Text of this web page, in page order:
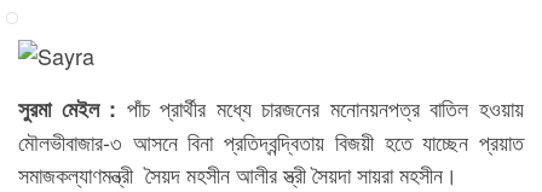
সুরমা মেইল : পাঁচ প্রার্থীর মধ্যে চারজনের মনোনয়নপত্র বাতিল হওয়ায়
মৌলভীবাজার-৩ আসনে বিনা প্রতিদ্বন্দ্বিতায় বিজয়ী হতে যাচ্ছেন প্রয়াত
সমাজকল্যাণমন্ত্রী সৈয়দ মহসীন আলীর স্ত্রী সৈয়দা সায়রা মহসীন।